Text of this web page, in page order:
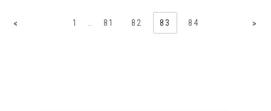
< 1 81 82 83 84 >